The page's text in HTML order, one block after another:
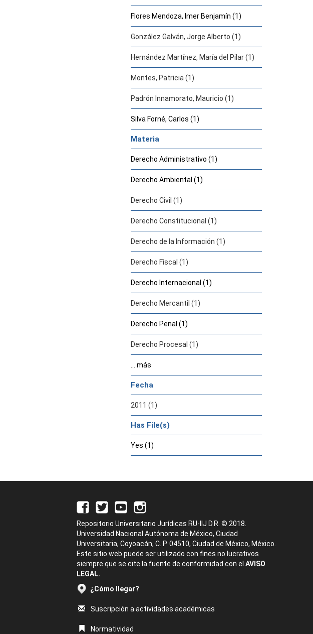
Flores Mendoza, Imer Benjamín (1)
González Galván, Jorge Alberto (1)
Hernández Martínez, María del Pilar (1)
Montes, Patricia (1)
Padrón Innamorato, Mauricio (1)
Silva Forné, Carlos (1)
Materia
Derecho Administrativo (1)
Derecho Ambiental (1)
Derecho Civil (1)
Derecho Constitucional (1)
Derecho de la Información (1)
Derecho Fiscal (1)
Derecho Internacional (1)
Derecho Mercantil (1)
Derecho Penal (1)
Derecho Procesal (1)
... más
Fecha
2011 (1)
Has File(s)
Yes (1)
Repositorio Universitario Jurídicas RU-IIJ D.R. © 2018.
Universidad Nacional Autónoma de México, Ciudad
Universitaria, Coyoacán, C. P. 04510, Ciudad de México, México.
Este sitio web puede ser utilizado con fines no lucrativos
siempre que se cite la fuente de conformidad con el AVISO
LEGAL.
¿Cómo llegar?
Suscripción a actividades académicas
Normatividad